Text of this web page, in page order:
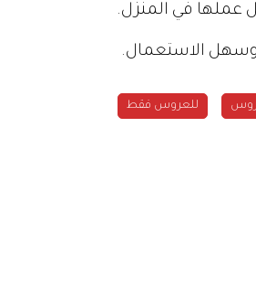
عملها في المنزل.
الاستعمال.
للعروس فقط